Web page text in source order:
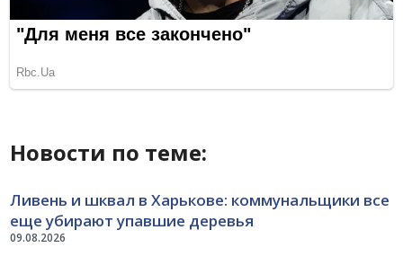
Новости по теме:
09.08.2026
Ливень и шквал в Харькове: коммунальщики все
еще убирают упавшие деревья